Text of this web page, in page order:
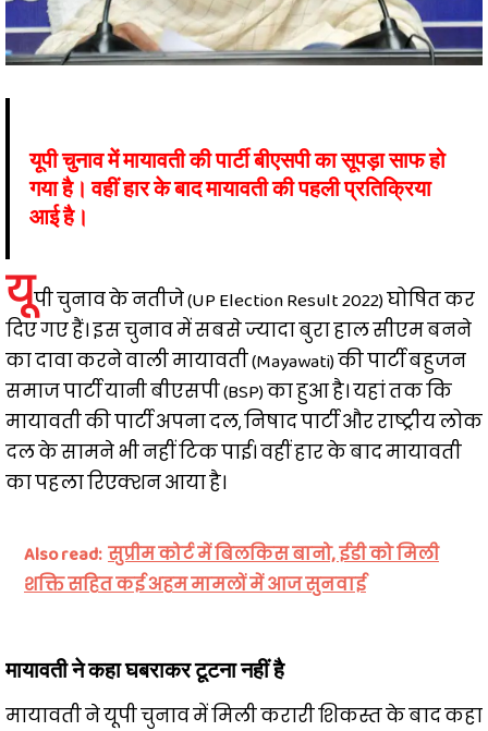
यूपी चुनाव में मायावती की पार्टी बीएसपी का सूपड़ा साफ हो
गया है। वहीं हार के बाद मायावती की पहली प्रतिक्रिया
आई है।
यूपी चुनाव के नतीजे (UP Election Result 2022) घोषित कर
दिए गए हैं। इस चुनाव में सबसे ज्यादा बुरा हाल सीएम बनने
का दावा करने वाली मायावती (Mayawati) की पार्टी बहुजन
समाज पार्टी यानी बीएसपी (BSP) का हुआ है। यहां तक कि
मायावती की पार्टी अपना दल, निषाद पार्टी और राष्ट्रीय लोक
दल के सामने भी नहीं टिक पाई। वहीं हार के बाद मायावती
का पहला रिएक्शन आया है।
Also read: सुप्रीम कोर्ट में बिलकिस बानो, ईडी को मिली
शक्ति सहित कई अहम मामलों में आज सुनवाई
मायावती ने कहा घबराकर टूटना नहीं है
मायावती ने यूपी चुनाव में मिली करारी शिकस्त के बाद कहा